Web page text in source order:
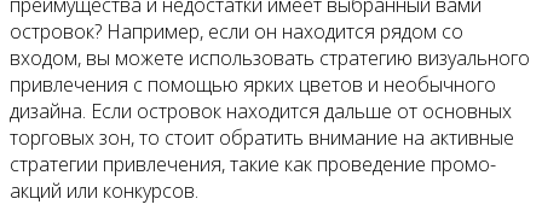
островок? Например, если он находится рядом со
входом, вы можете использовать стратегию визуального
привлечения с помощью ярких цветов и необычного
дизайна. Если островок находится дальше от основных
торговых зон, то стоит обратить внимание на активные
стратегии привлечения, такие как проведение промо-
акций или конкурсов.